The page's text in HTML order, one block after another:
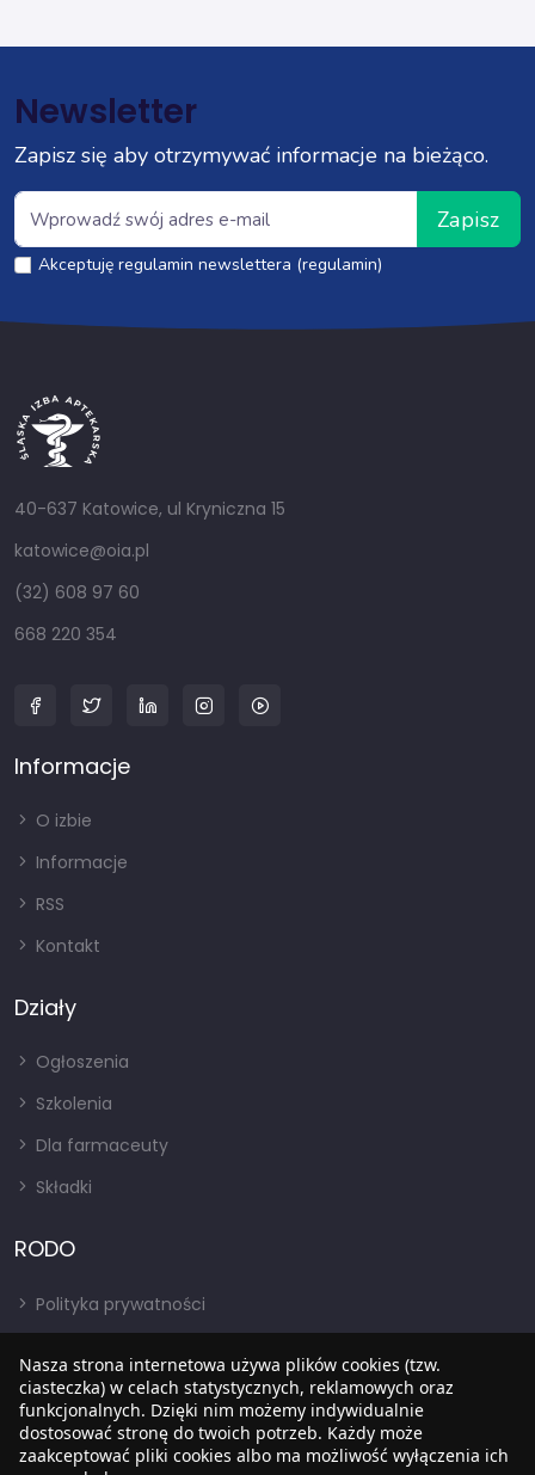
Newsletter
Zapisz się aby otrzymywać informacje na bieżąco.
Zapisz
Akceptuję regulamin newslettera (regulamin)
40-637 Katowice, ul Kryniczna 15
katowice@oia.pl
(32) 608 97 60
668 220 354
Informacje
O izbie
Informacje
RSS
Kontakt
Działy
Ogłoszenia
Szkolenia
Dla farmaceuty
Składki
RODO
Polityka prywatności
RODO
BIP
Nasza strona internetowa używa plików cookies (tzw.
ciasteczka) w celach statystycznych, reklamowych oraz
funkcjonalnych. Dzięki nim możemy indywidualnie
dostosować stronę do twoich potrzeb. Każdy może
zaakceptować pliki cookies albo ma możliwość wyłączenia ich